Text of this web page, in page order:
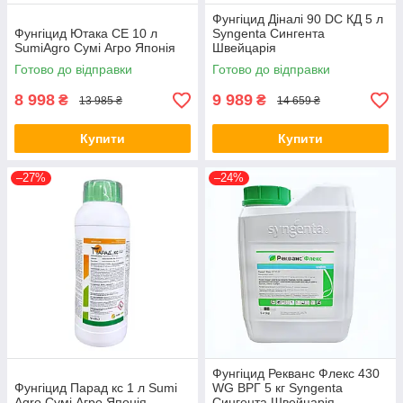
Фунгіцид Ютака СЕ 10 л
SumiAgro Сумі Агро Японія
Готово до відправки
8 998 ₴ 13 985 ₴
Купити
Фунгіцид Діналі 90 DC КД 5 л
Syngenta Сингента
Швейцарія
Готово до відправки
9 989 ₴ 14 659 ₴
Купити
–27%
Фунгіцид Парад кс 1 л Sumi
–24%
Фунгіцид Рекванс Флекс 430
WG ВРГ 5 кг Syngenta